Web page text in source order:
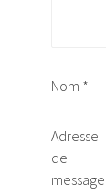
Nom *
Adresse
de